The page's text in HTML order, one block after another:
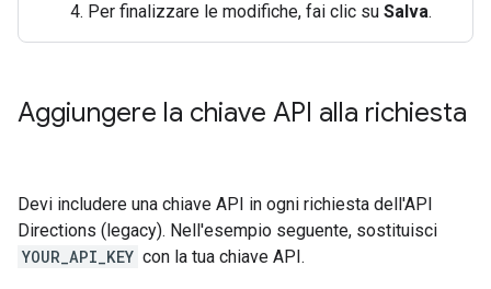
Per finalizzare le modifiche, fai clic su Salva.
Aggiungere la chiave API alla richiesta
Devi includere una chiave API in ogni richiesta dell'API
Directions (legacy). Nell'esempio seguente, sostituisci
YOUR_API_KEY con la tua chiave API.